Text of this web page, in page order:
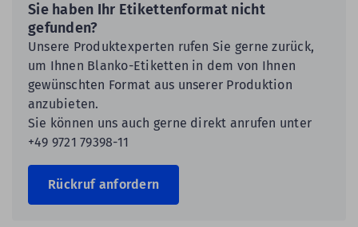
Sie haben Ihr Etikettenformat nicht
gefunden?
Unsere Produktexperten rufen Sie gerne zurück,
um Ihnen Blanko-Etiketten in dem von Ihnen
gewünschten Format aus unserer Produktion
anzubieten.
Sie können uns auch gerne direkt anrufen unter
+49 9721 79398-11
Rückruf anfordern